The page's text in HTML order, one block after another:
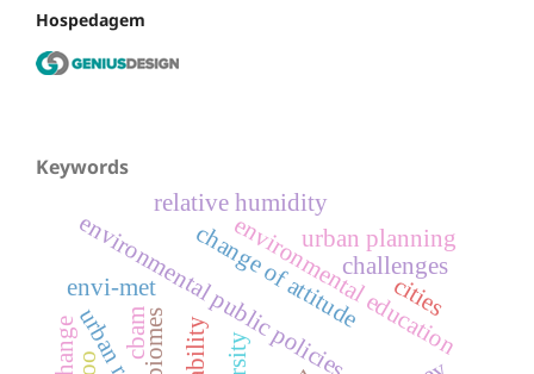
Hospedagem
Keywords
environmental public policies
biomes environmental education
challenges
relative humidity
envi-met
urban planning
change of attitude cities
cbam